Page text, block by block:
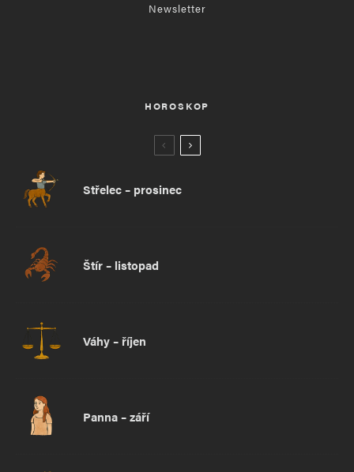
Newsletter
HOROSKOP
Střelec – prosinec
Štír – listopad
Váhy – říjen
Panna – září